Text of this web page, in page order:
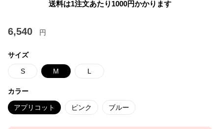
送料は1注文あたり 1000円かかります
6,540 円
サイズ
S M L
カラー
アプリコット ピンク ブルー